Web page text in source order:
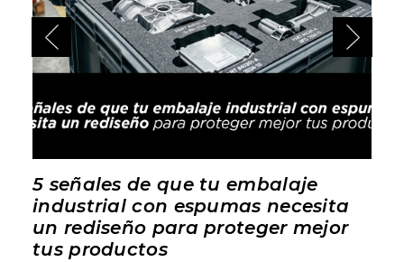
5 señales de que tu embalaje
industrial con espumas necesita
un rediseño para proteger mejor
tus productos